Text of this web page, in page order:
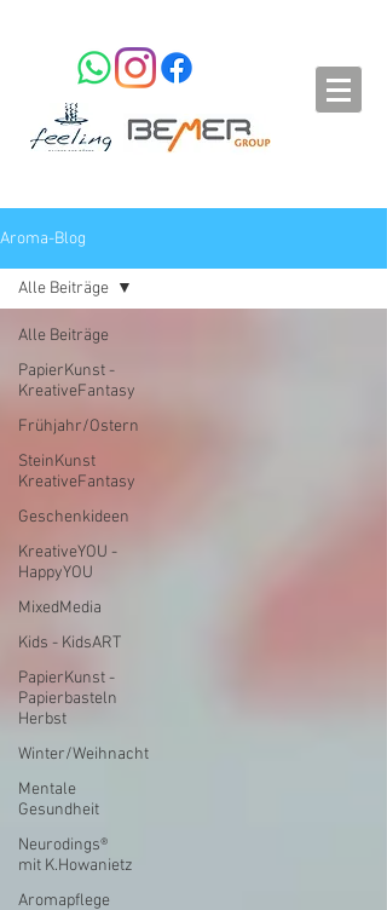
Aroma-Blog
Alle Beiträge
PapierKunst -
KreativeFantasy
Frühjahr/Ostern
SteinKunst
KreativeFantasy
Geschenkideen
KreativeYOU -
HappyYOU
MixedMedia
Kids - KidsART
PapierKunst -
Papierbasteln
Herbst
Winter/Weihnacht
Mentale
Gesundheit
Neurodings®
mit K.Howanietz
Aromapflege
Alle Beiträge